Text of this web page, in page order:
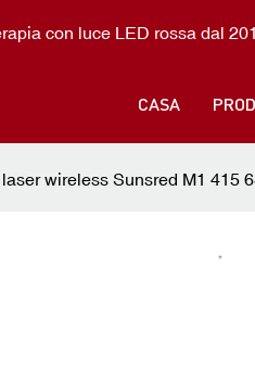
con luce LED rossa dal
CASA
wireless Sunsred M1 415